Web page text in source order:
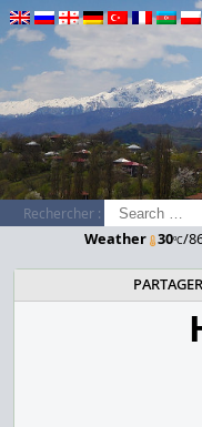
Rechercher :
Weather 30ºC/